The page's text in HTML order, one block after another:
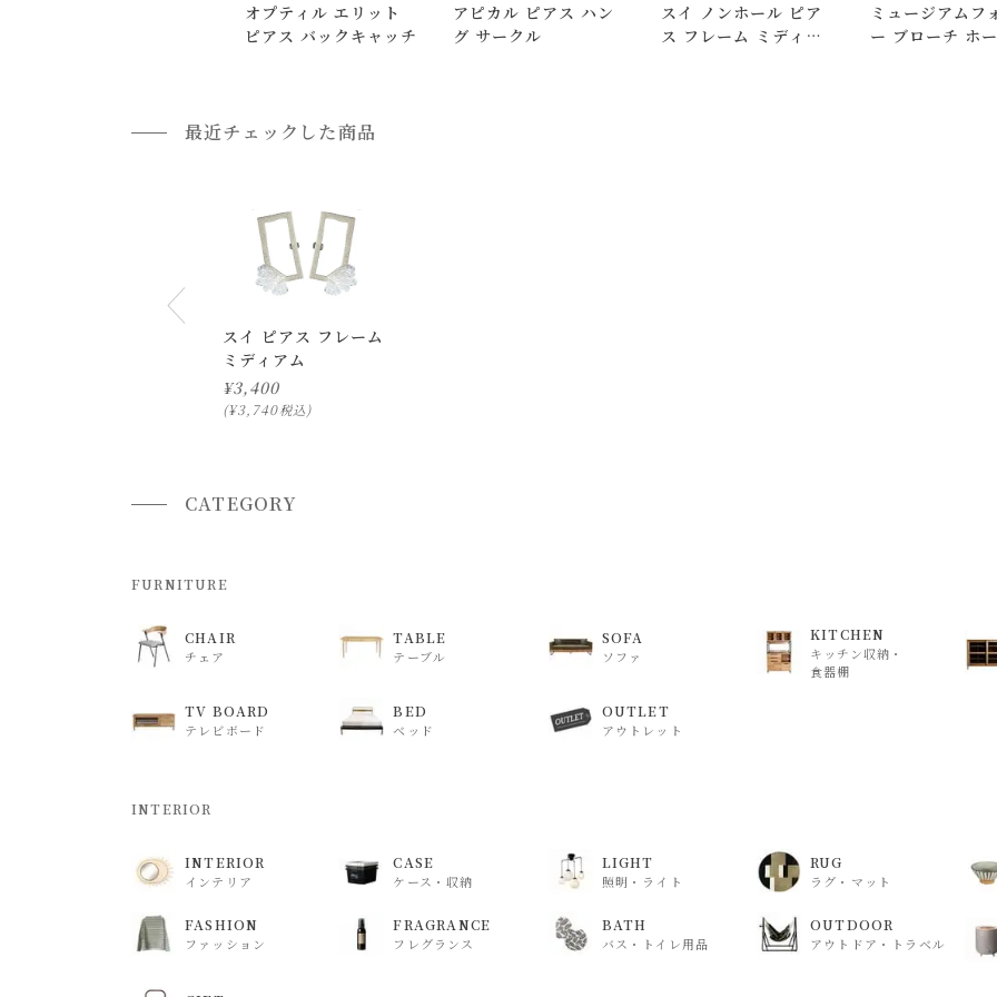
日曜・祝日は、時間帯指定ができません。
返品・交換について
オプティル エリット
ピアス バックキャッチ
アピカル ピアス ハン
グ サークル
スイ ノンホール ピア
ス フレーム ミディア
ミュージアムフ
ー ブローチ ホ
最近チェックした商品
スイ ピアス フレーム
ミディアム
¥3,400
¥3,740税込
CATEGORY
FURNITURE
CHAIR
チェア
TABLE
テーブル
SOFA
ソファ
KITCHEN
キッチン収納・
食器棚
TV BOARD
テレビボード
BED
ベッド
OUTLET
アウトレット
INTERIOR
INTERIOR
インテリア
CASE
ケース・収納
LIGHT
照明・ライト
RUG
ラグ・マット
FASHION
ファッション
FRAGRANCE
フレグランス
BATH
バス・トイレ用品
OUTDOOR
アウトドア・トラベル